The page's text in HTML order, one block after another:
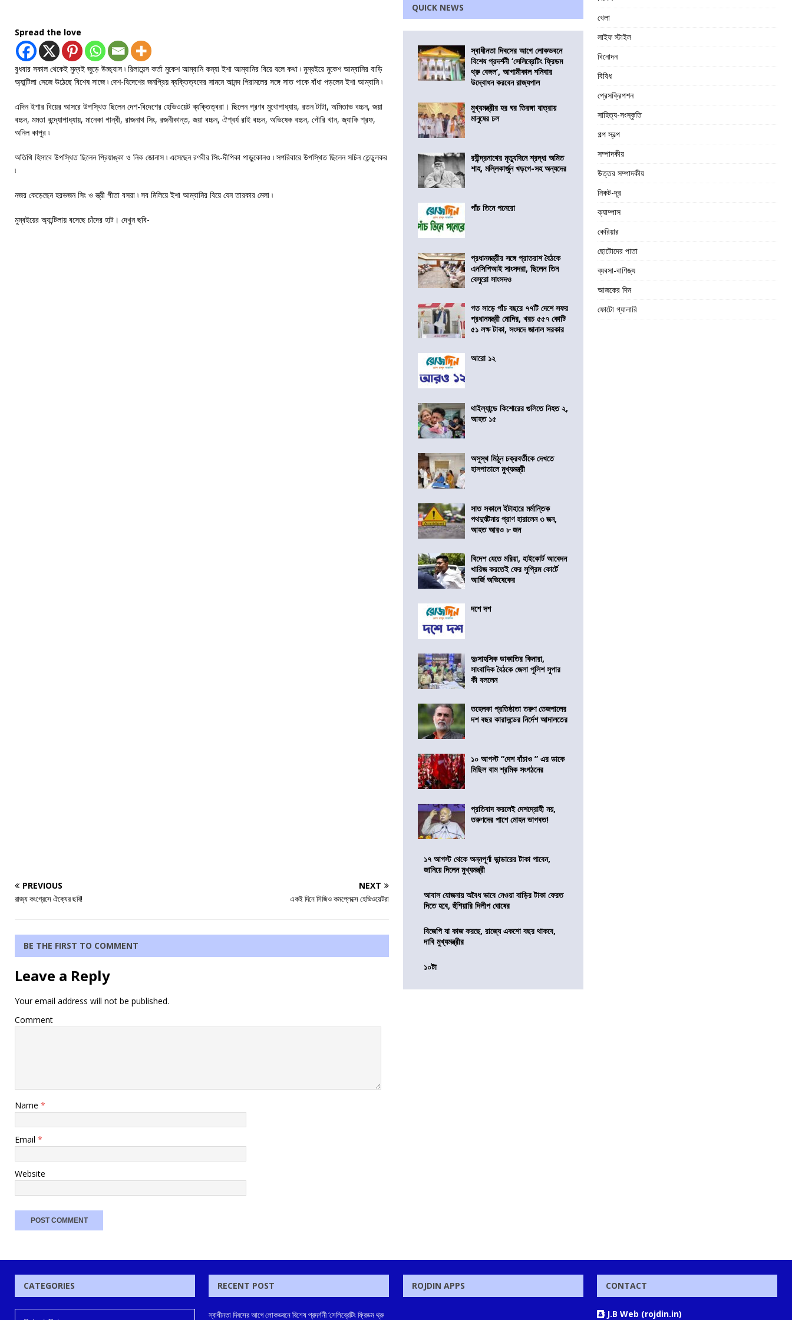
Spread the love
বুধবার সকাল থেকেই মুম্বই জুড়ে উচ্ছ্বাস ৷ রিলায়েন্স কর্তা মুকেশ আম্বানি কন্যা ইশা আম্বানির বিয়ে বলে কথা ৷ মুম্বইয়ে মুকেশ আম্বানির বাড়ি
অ্যান্টিলা সেজে উঠেছে বিশেষ সাজে ৷ দেশ-বিদেশের জনপ্রিয় ব্যক্তিত্বদের সামনে আনন্দ পিরামলের সঙ্গে সাত পাকে বাঁধা পড়লেন ইশা আম্বানি ৷
এদিন ইশার বিয়ের আসরে উপস্থিত ছিলেন দেশ-বিদেশের হেভিওয়েট ব্যক্তিত্বরা। ছিলেন প্রণব মুখোপাধ্যায়, রতন টাটা, অমিতাভ বচ্চন, জয়া
বচ্চন, মমতা বন্দ্যোপাধ্যায়, মানেকা গান্ধী, রাজনাথ সিং, রজনীকান্ত, জয়া বচ্চন, ঐশ্বর্য রাই বচ্চন, অভিষেক বচ্চন, গৌরি খান, জ্যাকি শ্রফ,
অনিল কাপুর ৷
অতিথি হিসাবে উপস্থিত ছিলেন প্রিয়াঙ্কা ও নিক জোনাস ৷ এসেছেন রণবীর সিং-দীপিকা পাড়ুকোনও ৷ সপরিবারে উপস্থিত ছিলেন সচিন তেন্ডুলকর
৷
নজর কেড়েছেন হরভজন সিং ও স্ত্রী গীতা বসরা ৷ সব মিলিয়ে ইশা আম্বানির বিয়ে যেন তারকার মেলা ৷
মুম্বইয়ের অ্যান্টিলায় বসেছে চাঁদের হাট। দেখুন ছবি-
PREVIOUS
রাজ্য কংগ্রেসে ঐক্যের ছবি!
NEXT
একই দিনে সিজিও কমপ্লেক্সে হেভিওয়েটরা
BE THE FIRST TO COMMENT
Leave a Reply
Your email address will not be published.
Comment
Name *
Email *
Website
QUICK NEWS
স্বাধীনতা দিবসের আগে লোকভবনে
বিশেষ প্রদর্শনী ‘সেলিব্রেটিং ফ্রিডম
থ্রু বেঙ্গল’, আগামীকাল শনিবার
উদ্বোধন করবেন রাজ্যপাল
মুখ্যমন্ত্রীর হর ঘর তিরঙ্গা যাত্রায়
মানুষের ঢল
রবীন্দ্রনাথের মৃত্যুদিনে শ্রদ্ধা অমিত
শাহ, মল্লিকার্জুন খড়গে-সহ অন্যদের
পাঁচ তিনে পনেরো
প্রধানমন্ত্রীর সঙ্গে প্রাতরাশ বৈঠকে
এনসিপিআই সাংসদরা, ছিলেন তিন
বেসুরো সাংসদও
গত সাড়ে পাঁচ বছরে ৭৭টি দেশে সফর
প্রধানমন্ত্রী মোদির, খরচ ৫৫৭ কোটি
৫১ লক্ষ টাকা, সংসদে জানাল সরকার
আরো ১২
থাইল্যান্ডে কিশোরের গুলিতে নিহত ২,
আহত ১৫
অসুস্থ মিঠুন চক্রবর্তীকে দেখতে
হাসপাতালে মুখ্যমন্ত্রী
সাত সকালে ইটাহারে মর্মান্তিক
পথদুর্ঘটনায় প্রাণ হারালেন ৩ জন,
আহত আরও ৮ জন
বিদেশ যেতে মরিয়া, হাইকোর্ট আবেদন
খারিজ করতেই ফের সুপ্রিম কোর্টে
আর্জি অভিষেকের
দশে দশ
দুঃসাহসিক ডাকাতির কিনারা,
সাংবাদিক বৈঠকে জেলা পুলিশ সুপার
কী বললেন
তহেলকা প্রতিষ্ঠাতা তরুণ তেজপালের
দশ বছর কারাদন্ডের নির্দেশ আদালতের
১০ আগস্ট “দেশ বাঁচাও ” এর ডাকে
মিছিল বাম শ্রমিক সংগঠনের
প্রতিবাদ করলেই দেশদ্রোহী নয়,
তরুণদের পাশে মোহন ভাগবত!
১৭ আগস্ট থেকে অন্নপূর্ণা ভান্ডারের টাকা পাবেন,
জানিয়ে দিলেন মুখ্যমন্ত্রী
আবাস যোজনায় অবৈধ ভাবে নেওয়া বাড়ির টাকা ফেরত
দিতে হবে, হুঁশিয়ারি দিলীপ ঘোষের
বিজেপি যা কাজ করছে, রাজ্যে একশো বছর থাকবে,
দাবি মুখ্যমন্ত্রীর
১০টা
খেলা
লাইফ স্টাইল
বিনোদন
বিবিধ
প্রেসক্রিপশন
সাহিত্য-সংস্কৃতি
গল্প স্বল্প
সম্পাদকীয়
উত্তর সম্পাদকীয়
নিকট-দূর
ক্যাম্পাস
কেরিয়ার
ছোটোদের পাতা
ব্যবসা-বাণিজ্য
আজকের দিন
ফোটো গ্যালারি
CATEGORIES RECENT POST
স্বাধীনতা দিবসের আগে লোকভবনে বিশেষ প্রদর্শনী ‘সেলিব্রেটিং ফ্রিডম থ্রু
ROJDIN APPS CONTACT
J.B Web (rojdin.in)